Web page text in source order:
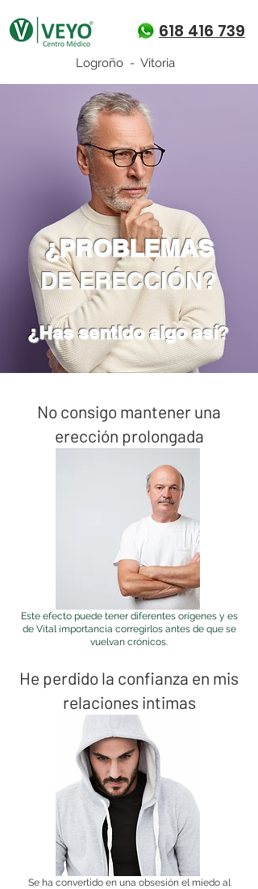
618 416 739
Logroño - Vitoria
¿PROBLEMAS
DE ERECCIÓN?
¿Has sentido algo así?
No consigo mantener una
erección prolongada
Este efecto puede tener diferentes orígenes y es
de Vital importancia corregirlos antes de que se
vuelvan crónicos.
He perdido la confianza en mis
relaciones intimas
Se ha convertido en una obsesión el miedo al